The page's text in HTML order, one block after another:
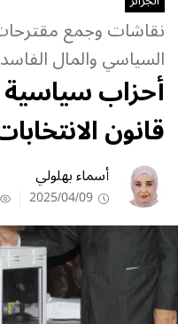
نقاشات وجمع
السياسي والمال الفاسد
أحزاب
قانون
أسماء بهلولي
2025/04/09